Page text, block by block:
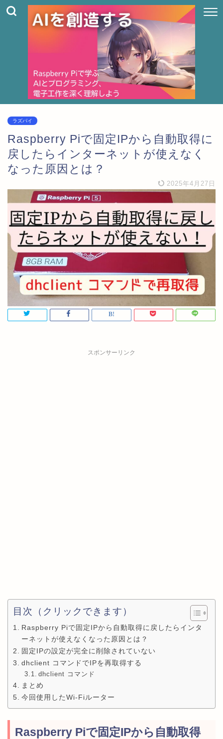
ラズパイ
Raspberry Piで固定IPから自動取得に
戻したらインターネットが使えなく
なった原因とは？
2025年4月27日
スポンサーリンク
目次（クリックできます）
Raspberry Piで固定IPから自動取得に戻したらインタ
ーネットが使えなくなった原因とは？
固定IPの設定が完全に削除されていない
dhclient コマンドでIPを再取得する
dhclient コマンド
まとめ
今回使用したWi-Fiルーター
Raspberry Piで固定IPから自動取得